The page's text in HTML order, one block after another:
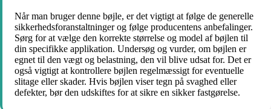
Når man bruger denne bøjle, er det vigtigt at følge de generelle
sikkerhedsforanstaltninger og følge producentens anbefalinger.
Sørg for at vælge den korrekte størrelse og model af bøjlen til
din specifikke applikation. Undersøg og vurder, om bøjlen er
egnet til den vægt og belastning, den vil blive udsat for. Det er
også vigtigt at kontrollere bøjlen regelmæssigt for eventuelle
slitage eller skader. Hvis bøjlen viser tegn på svaghed eller
defekter, bør den udskiftes for at sikre en sikker fastgørelse.